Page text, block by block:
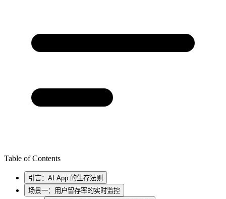
Table of Contents
引言：AI App 的生存法则
场景一：用户留存率的实时监控